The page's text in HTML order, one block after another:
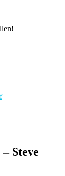
Steve